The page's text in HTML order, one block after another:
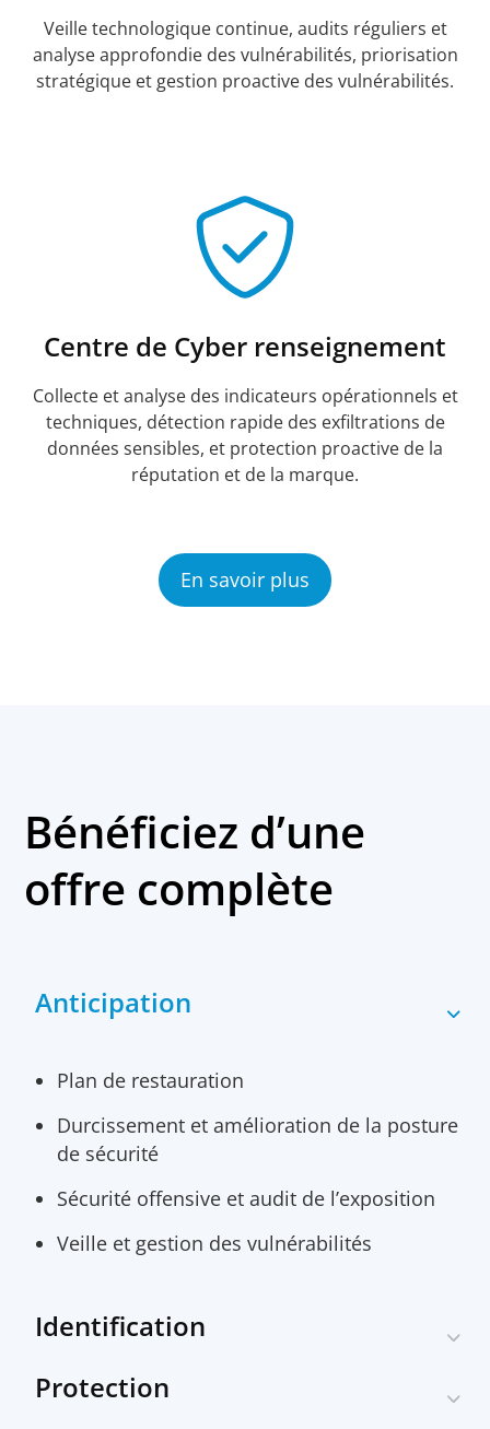
Veille technologique continue, audits réguliers et
analyse approfondie des vulnérabilités, priorisation
stratégique et gestion proactive des vulnérabilités.
Centre de Cyber renseignement
Collecte et analyse des indicateurs opérationnels et
techniques, détection rapide des exfiltrations de
données sensibles, et protection proactive de la
réputation et de la marque.
En savoir plus
Bénéficiez d’une
offre complète
Anticipation
Plan de restauration
Durcissement et amélioration de la posture
de sécurité
Sécurité offensive et audit de l’exposition
Veille et gestion des vulnérabilités
Identification
Protection